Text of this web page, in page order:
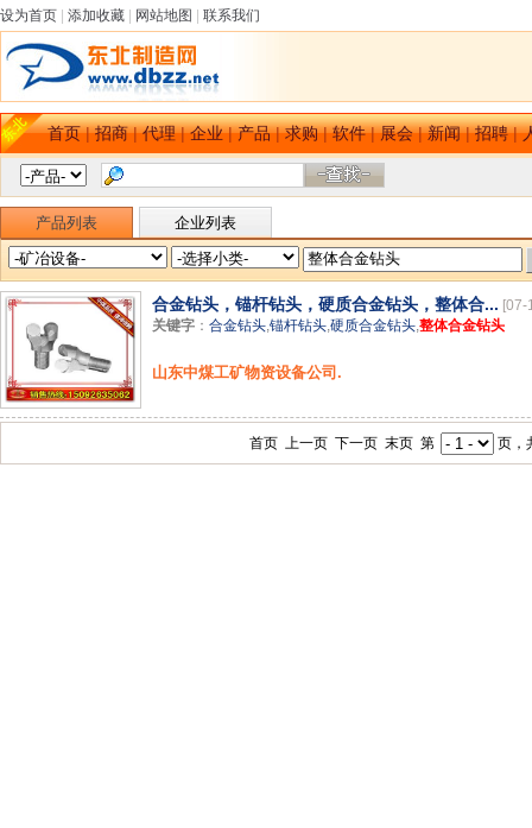
设为首页 添加收藏 网站地图 联系我们
首页|招商|代理|企业|产品|求购|软件|展会|新闻|招聘|
产品列表 企业列表
合金钻头，锚杆钻头，硬质合金钻头，整体合... [07-
关键字 ： 合金钻头,锚杆钻头,硬质合金钻头,整体合金钻头
山东中煤工矿物资设备公司.
首页 上一页 下一页 末页 第 页，